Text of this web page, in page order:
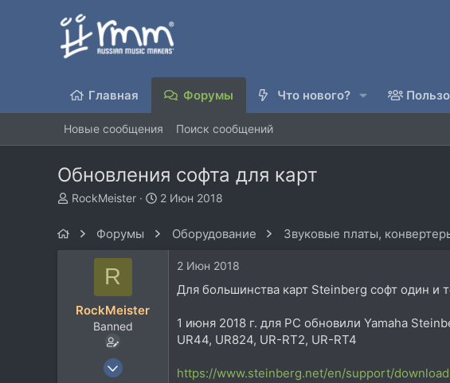
Главная Форумы Что нового?
Новые сообщения Поиск сообщений
Обновления софта для карт
А
м
ы
RockMeister
Д
2 Июн 2018
Форумы Оборудование Звуковые платы,
R
RockMeister
Banned
19 Авг 2008
2 Июн 2018
Для большинства карт Steinberg софт один и
1 июня 2018 г. для РС обновили Yamaha
UR44, UR824, UR-RT2, UR-RT4
https://www.steinberg.net/en/support/